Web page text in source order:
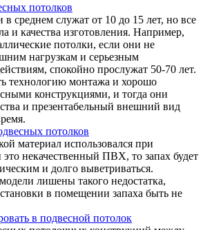
потолков
среднем служат от 10 до 15 лет, но все
и качества изготовления. Например,
потолки, если они не
нагрузкам и серьезным
спокойно прослужат 50-70 лет.
технологию монтажа и хорошо
конструкциями, и тогда они
и презентабельный внешний вид
потолков
материал использовался при
это некачественный ПВХ, то запах будет
и долго выветриваться.
лишены такого недостатка,
в помещении запаха быть не
в подвесной потолок